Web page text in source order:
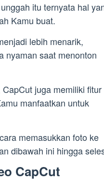
itu ternyata hal
Kamu buat.
lebih menarik,
nyaman saat menonton
juga memiliki fitur
manfaatkan untuk
memasukkan foto ke
dibawah ini hingga
CapCut